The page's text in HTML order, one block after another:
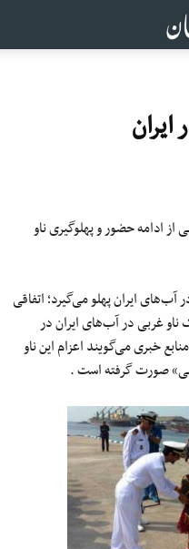
ادامه حضور و پهلوگیری ناو
غربی در آب‌های ایران پهلو می‌گیرد؛ اتفاقی
ناو غربی در آب‌های ایران در
خبری می‌گویند اعزام این ناو
صورت گرفته است .